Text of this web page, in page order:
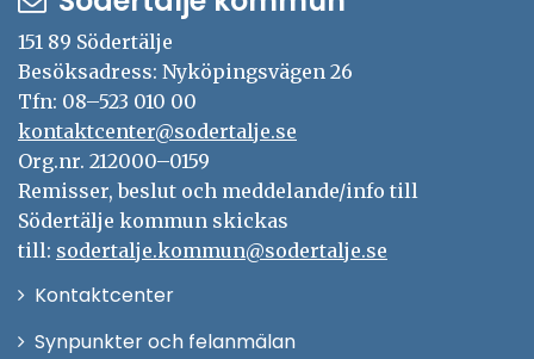
151 89 Södertälje
Besöksadress: Nyköpingsvägen 26
Tfn: 08–523 010 00
kontaktcenter@sodertalje.se
Org.nr. 212000–0159
Remisser, beslut och meddelande/info till
Södertälje kommun skickas
till: sodertalje.kommun@sodertalje.se
KontaktcenterÖppna
Synpunkter och felanmälan